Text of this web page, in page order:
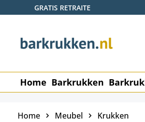
de hoofdinhoud
Ga naar de zoekopdracht
Ga naar de hoofdnavigatie
GRATIS RETRAITE
Home Barkrukken
Home Meubel Krukken